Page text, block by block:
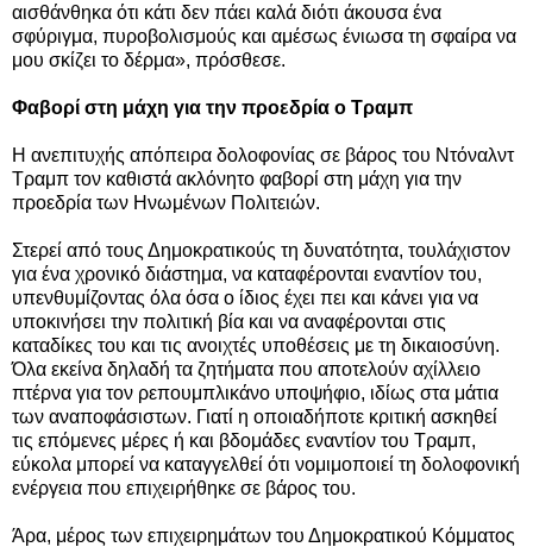
αισθάνθηκα ότι κάτι δεν πάει καλά διότι άκουσα ένα
σφύριγμα, πυροβολισμούς και αμέσως ένιωσα τη σφαίρα να
μου σκίζει το δέρμα», πρόσθεσε.
Φαβορί στη μάχη για την προεδρία ο Τραμπ
Η ανεπιτυχής απόπειρα δολοφονίας σε βάρος του Ντόναλντ
Τραμπ τον καθιστά ακλόνητο φαβορί στη μάχη για την
προεδρία των Ηνωμένων Πολιτειών.
Στερεί από τους Δημοκρατικούς τη δυνατότητα, τουλάχιστον
για ένα χρονικό διάστημα, να καταφέρονται εναντίον του,
υπενθυμίζοντας όλα όσα ο ίδιος έχει πει και κάνει για να
υποκινήσει την πολιτική βία και να αναφέρονται στις
καταδίκες του και τις ανοιχτές υποθέσεις με τη δικαιοσύνη.
Όλα εκείνα δηλαδή τα ζητήματα που αποτελούν αχίλλειο
πτέρνα για τον ρεπουμπλικάνο υποψήφιο, ιδίως στα μάτια
των αναποφάσιστων. Γιατί η οποιαδήποτε κριτική ασκηθεί
τις επόμενες μέρες ή και βδομάδες εναντίον του Τραμπ,
εύκολα μπορεί να καταγγελθεί ότι νομιμοποιεί τη δολοφονική
ενέργεια που επιχειρήθηκε σε βάρος του.
Άρα, μέρος των επιχειρημάτων του Δημοκρατικού Κόμματος